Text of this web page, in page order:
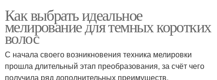
Как выбрать идеальное
мелирование для темных коротких
волос
С начала своего возникновения техника мелировки
прошла длительный этап преобразования, за счёт чего
получила ряд дополнительных преимуществ.